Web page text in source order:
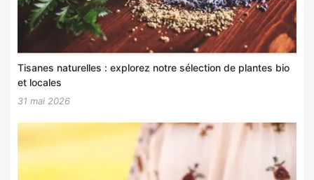
Tisanes naturelles : explorez notre sélection de plantes bio
et locales
31 mai 2026